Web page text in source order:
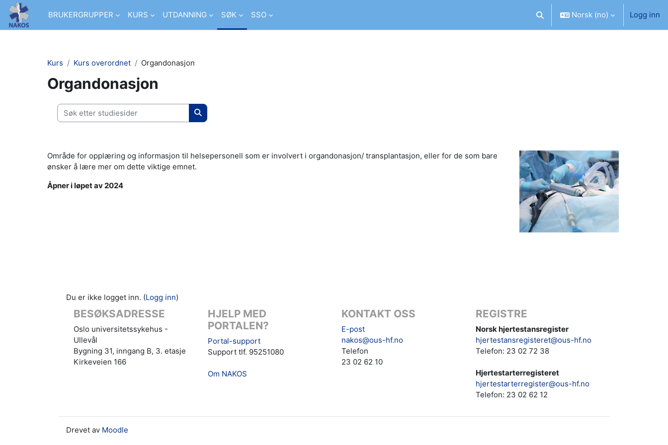
Gå til hovedinnhold
BRUKERGRUPPER
KURS UTDANNING SØK SSO Veksle inndata for søk
Norsk ‎(no)‎ Logg inn
Kurs Kurs overordnet Organdonasjon
Organdonasjon
Søk etter studiesider
Søk etter studiesider
Område for opplæring og informasjon til helsepersonell som er involvert i organdonasjon/ transplantasjon, eller for de som bare
ønsker å lære mer om dette viktige emnet.
Åpner i løpet av 2024
Du er ikke logget inn. (Logg inn)
BESØKSADRESSE
Oslo universitetssykehus -
Ullevål
Bygning 31, inngang B, 3. etasje
Kirkeveien 166
HJELP MED
PORTALEN?
Portal-support
Support tlf. 95251080
Om NAKOS
KONTAKT OSS
E-post
nakos@ous-hf.no
Telefon
23 02 62 10
REGISTRE
Norsk hjertestansregister
hjertestansregisteret@ous-hf.no
Telefon: 23 02 72 38
Hjertestarterregisteret
hjertestarterregister@ous-hf.no
Telefon: 23 02 62 12‬‬
Drevet av Moodle